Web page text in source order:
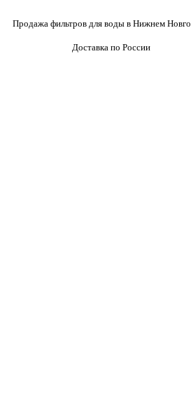
Продажа фильтров для воды в Нижнем
Доставка по России